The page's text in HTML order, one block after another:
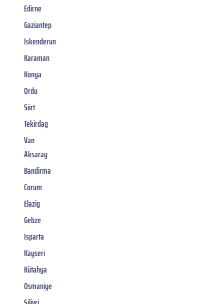
Edirne
Gaziantep
Iskenderun
Karaman
Konya
Ordu
Siirt
Tekirdag
Van
Aksaray
Bandirma
Corum
Elazig
Gebze
Isparta
Kayseri
Kütahya
Osmaniye